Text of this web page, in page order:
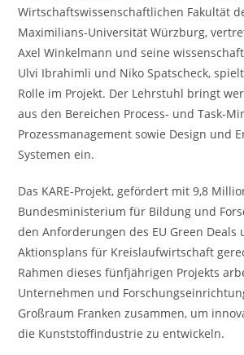
Wirtschaftswissenschaftlichen Fakultät
Maximilians-Universität Würzburg,
Axel Winkelmann und seine
Ulvi Ibrahimli und Niko Spatscheck,
Rolle im Projekt. Der Lehrstuhl bringt
aus den Bereichen Process- und Task-
Prozessmanagement sowie Design und
Systemen ein.
Das KARE-Projekt, gefördert mit 9,8
Bundesministerium für Bildung und
den Anforderungen des EU Green Deals
Aktionsplans für Kreislaufwirtschaft
Rahmen dieses fünfjährigen Projekts
Unternehmen und
Großraum Franken zusammen, um
die Kunststoffindustrie zu entwickeln.